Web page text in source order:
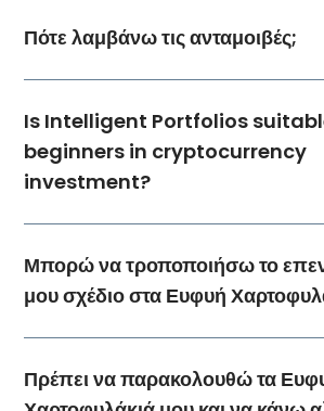
Πότε λαμβάνω τις ανταμοιβές;
Is Intelligent Portfolios
beginners in cryptocurrency
investment?
Μπορώ να τροποποιήσω το
μου σχέδιο στα Ευφυή
Πρέπει να παρακολουθώ τα